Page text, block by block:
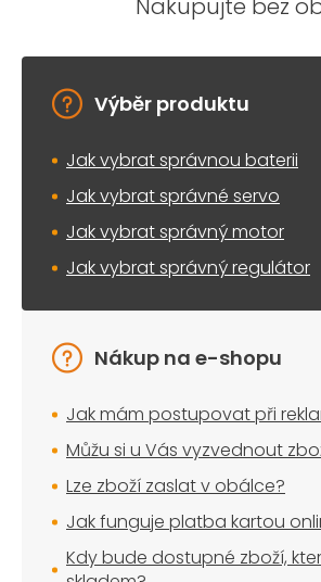
Nakupujte bez
Výběr produktu
Jak vybrat správnou baterii
Jak vybrat správné servo
Jak vybrat správný motor
Jak vybrat správný regulátor
Nákup na e-shopu
Jak mám postupovat při
Můžu si u Vás vyzvednout
Lze zboží zaslat v obálce?
Jak funguje platba kartou
Kdy bude dostupné zboží,